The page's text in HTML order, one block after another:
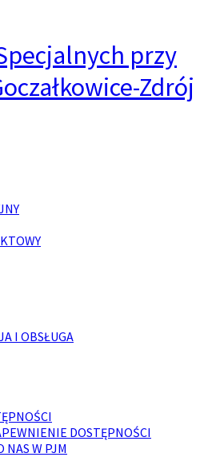
przy
Zdrój
I OBSŁUGA
DOSTĘPNOŚCI
NAS W PJM